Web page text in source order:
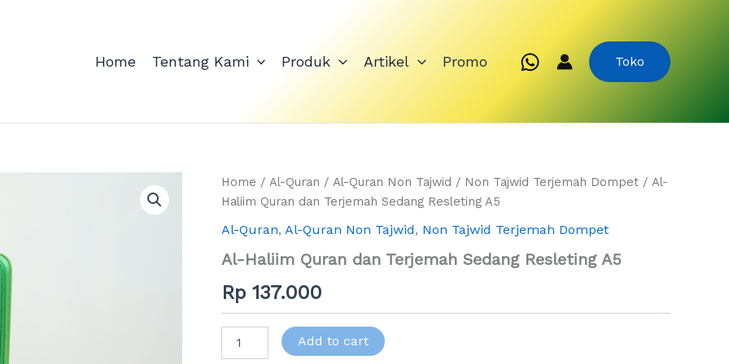
Home Tentang Kami Produk Artikel Promo Toko
Home / Al-Quran / Al-Quran Non Tajwid / Non Tajwid Terjemah Dompet / Al-
Haliim Quran dan Terjemah Sedang Resleting A5
Al-Quran, Al-Quran Non Tajwid, Non Tajwid Terjemah Dompet
Al-Haliim Quran dan Terjemah Sedang Resleting A5
Rp 137.000
Al-
Haliim
dan
Sedang
A5
Add to cart